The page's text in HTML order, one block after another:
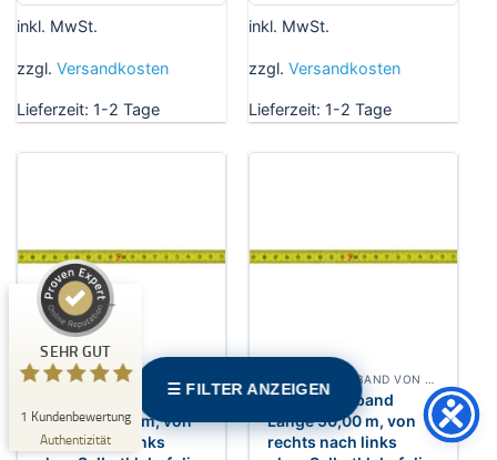
inkl. MwSt.
zzgl. Versandkosten
Lieferzeit: 1-2 Tage
inkl. MwSt.
zzgl. Versandkosten
Lieferzeit: 1-2 Tage
Länge 100,00 m, von
rechts nach links
Skalen Maßband
Länge 50,00 m, von
rechts nach links
☰ FILTER ANZEIGEN
SEHR GUT
1 Kundenbewertung
Authentizität
Empfehlungen auf
5,00
/
5,00
Bewertung auf ProvenExpert.com
Erfahren Sie mehr über dieses Bewertungssiegel
07.05.2026
Profil ansehen